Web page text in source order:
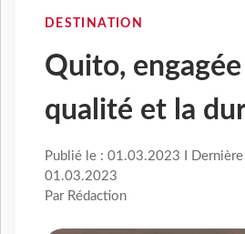
DESTINATION
Quito,
qualité et la
Publié le : 01.03.2023 I
01.03.2023
Par Rédaction